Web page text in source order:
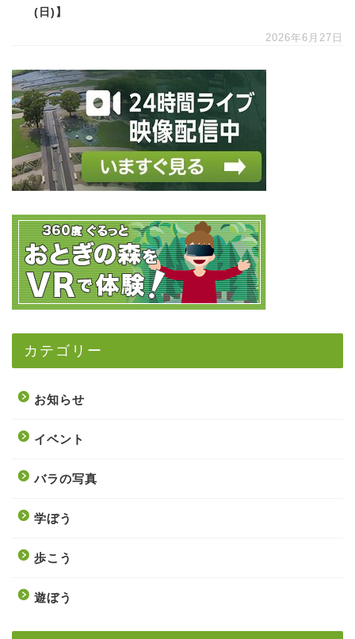
(日)】
2026年6月27日
カテゴリー
お知らせ
イベント
バラの写真
学ぼう
歩こう
遊ぼう